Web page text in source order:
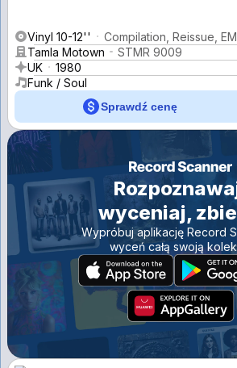
Vinyl 10-12''
Compilation, Reissue,
Tamla Motown
STMR 9009
UK
1980
Funk / Soul
Sprawdź cenę
wyceniaj,
Wypróbuj aplikację Record
wyceń całą swoją